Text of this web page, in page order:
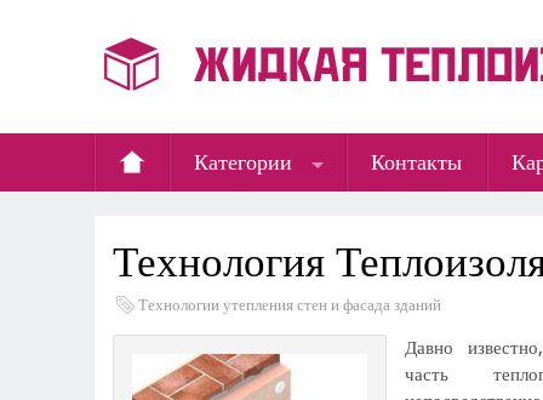
Категории Контакты
Технология
Технологии утепления стен и фасада зданий
Давно
часть